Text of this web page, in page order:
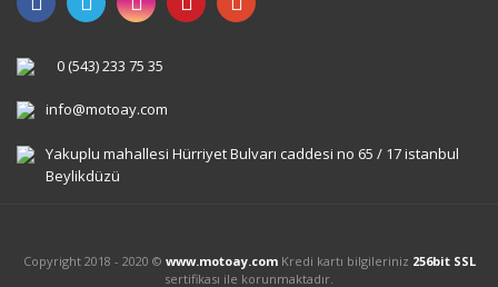
0 (543) 233 75 35
info@motoay.com
Yakuplu mahallesi Hürriyet Bulvarı caddesi no 65 / 17 istanbul
Beylikdüzü
Copyright 2018 - 2020 © www.motoay.comKredi kartı bilgileriniz 256bit SSL
sertifikası ile korunmaktadır.